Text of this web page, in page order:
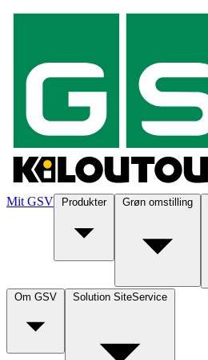
Mit GSV Produkter Grøn omstilling
Om GSV Solution SiteService